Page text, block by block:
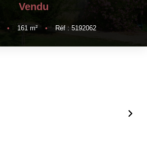
Notre Équipe
ESTIMATION
Vendu
• 161 m² • Réf : 5192062